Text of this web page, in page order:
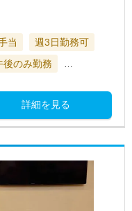
当
週3日勤務可
後のみ勤務
詳細を見る